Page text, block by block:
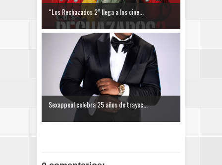
“Los Rechazados 2” llega a los cine...
Sexappeal celebra 25 años de trayec...